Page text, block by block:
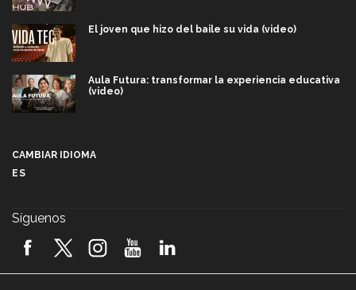
El joven que hizo del baile su vida (video)
Aula Futura: transformar la experiencia educativa
(video)
2026! (video)
CAMBIAR IDIOMA
ES
Síguenos